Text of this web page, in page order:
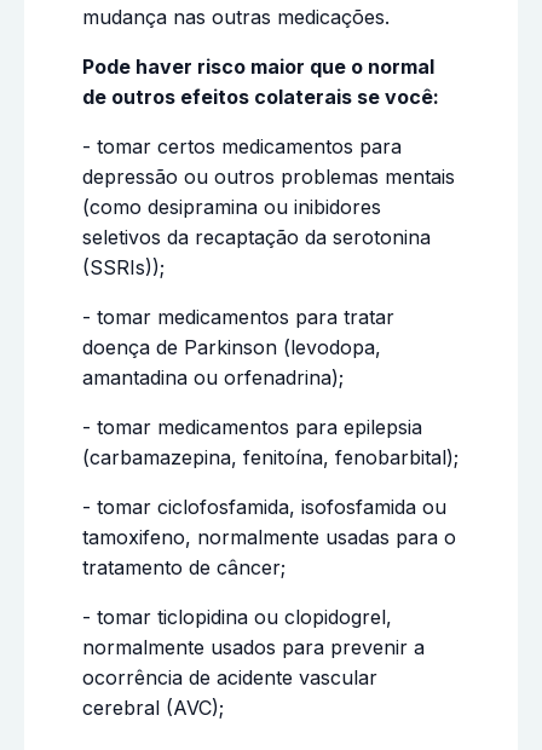
mudança nas outras medicações.
Pode haver risco maior que o normal
de outros efeitos colaterais se você:
- tomar certos medicamentos para
depressão ou outros problemas mentais
(como desipramina ou inibidores
seletivos da recaptação da serotonina
(SSRIs));
- tomar medicamentos para tratar
doença de Parkinson (levodopa,
amantadina ou orfenadrina);
- tomar medicamentos para epilepsia
(carbamazepina, fenitoína, fenobarbital);
- tomar ciclofosfamida, isofosfamida ou
tamoxifeno, normalmente usadas para o
tratamento de câncer;
- tomar ticlopidina ou clopidogrel,
normalmente usados para prevenir a
ocorrência de acidente vascular
cerebral (AVC);